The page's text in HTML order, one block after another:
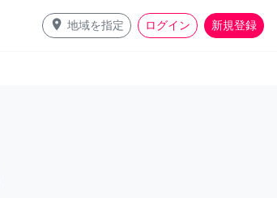
place 地域を指定 ログイン 新規登録